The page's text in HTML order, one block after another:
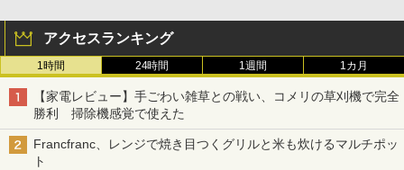
アクセスランキング
1時間 24時間 1週間 1カ月
【家電レビュー】手ごわい雑草との戦い、コメリの草刈機で完全
勝利 掃除機感覚で使えた
Francfranc、レンジで焼き目つくグリルと米も炊けるマルチポッ
ト